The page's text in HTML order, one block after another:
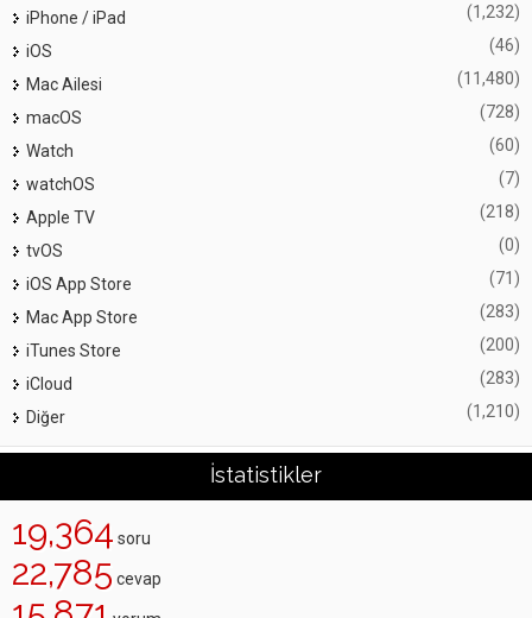
iPhone / iPad
(1,232)
iOS (46)
Mac Ailesi (11,480)
macOS (728)
Watch (60)
watchOS (7)
Apple TV (218)
tvOS (0)
iOS App Store (71)
Mac App Store (283)
iTunes Store (200)
iCloud (283)
Diğer (1,210)
İstatistikler
19,364 soru
22,785 cevap